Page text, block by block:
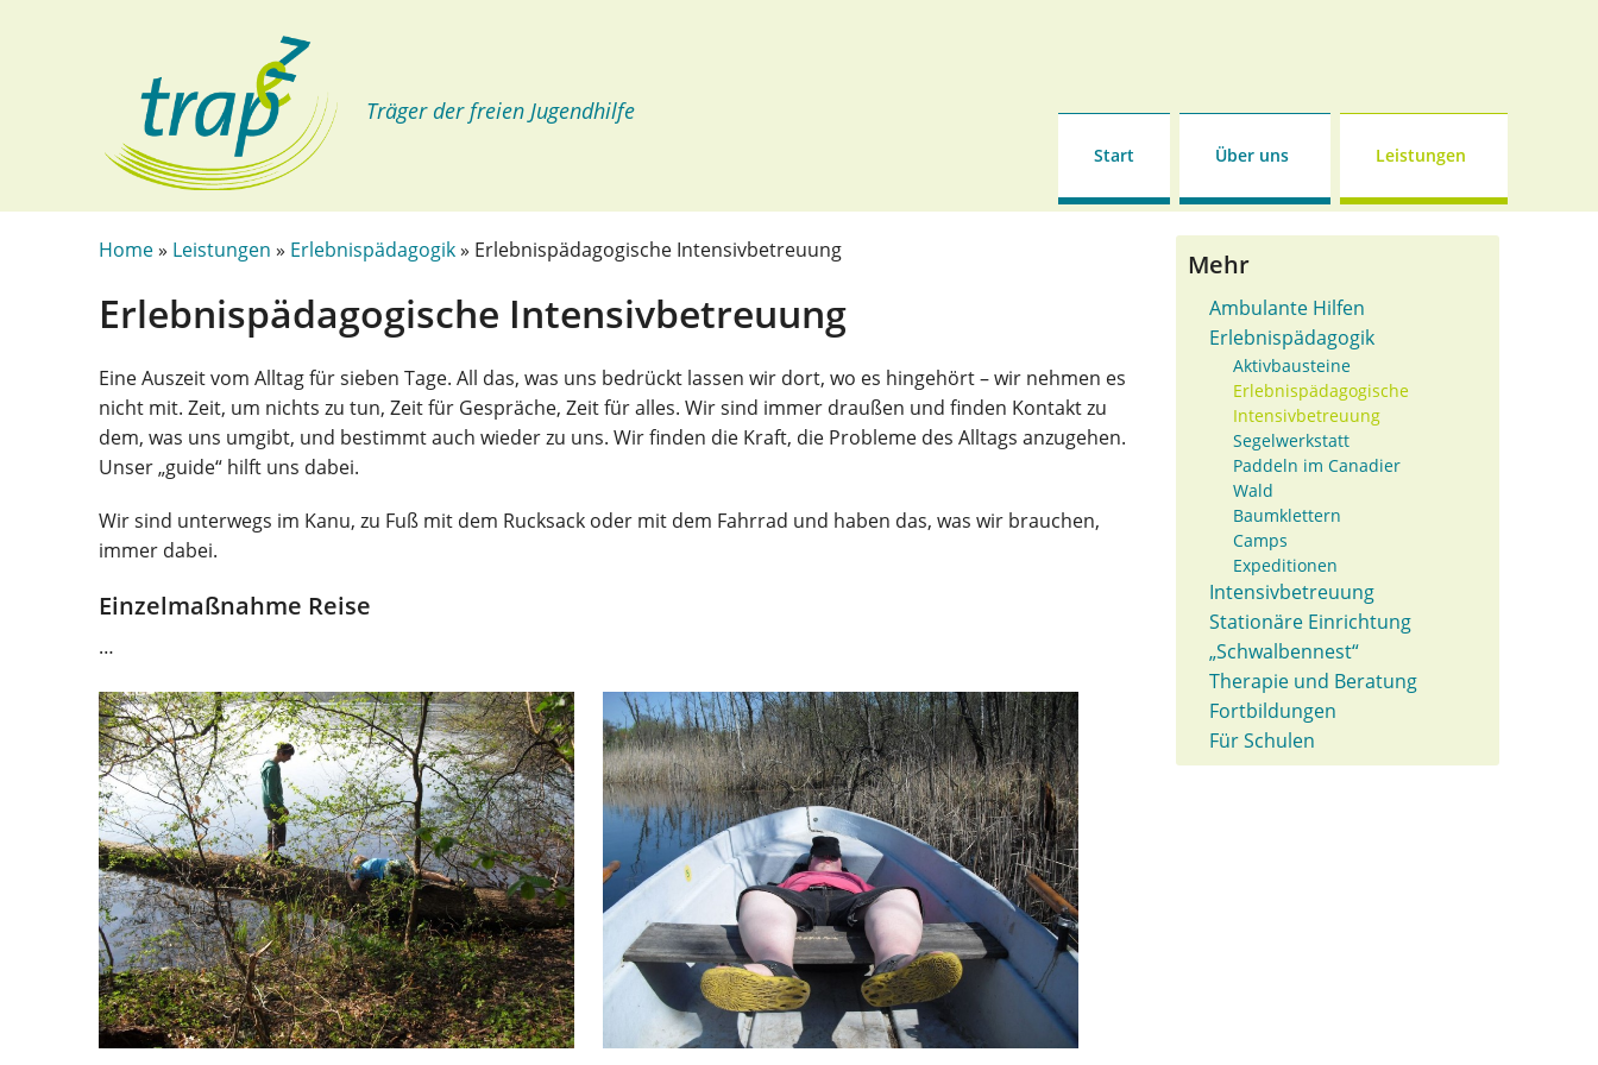
Träger der freien Jugendhilfe
Start Über uns Leistungen
Home» Leistungen » Erlebnispädagogik» Erlebnispädagogische Intensivbetreuung
Erlebnispädagogische Intensivbetreuung
Eine Auszeit vom Alltag für sieben Tage. All das, was uns bedrückt lassen wir dort, wo es hingehört – wir nehmen es
nicht mit. Zeit, um nichts zu tun, Zeit für Gespräche, Zeit für alles. Wir sind immer draußen und finden Kontakt zu
dem, was uns umgibt, und bestimmt auch wieder zu uns. Wir finden die Kraft, die Probleme des Alltags anzugehen.
Unser „guide“ hilft uns dabei.
Wir sind unterwegs im Kanu, zu Fuß mit dem Rucksack oder mit dem Fahrrad und haben das, was wir brauchen,
immer dabei.
Einzelmaßnahme Reise
…
Mehr
Ambulante Hilfen
Erlebnispädagogik
Aktivbausteine
Erlebnispädagogische
Intensivbetreuung
Segelwerkstatt
Paddeln im Canadier
Wald
Baumklettern
Camps
Expeditionen
Intensivbetreuung
Stationäre Einrichtung
„Schwalbennest“
Therapie und Beratung
Fortbildungen
Für Schulen